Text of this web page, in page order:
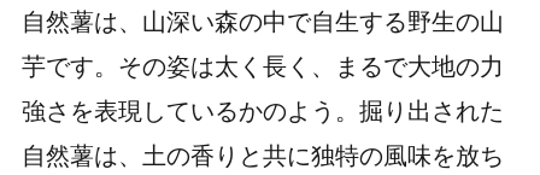
自然薯は、山深い森の中で自生する野生の山
芋です。その姿は太く長く、まるで大地の力
強さを表現しているかのよう。掘り出された
自然薯は、土の香りと共に独特の風味を放ち